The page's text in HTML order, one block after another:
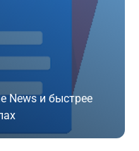
News и быстрее